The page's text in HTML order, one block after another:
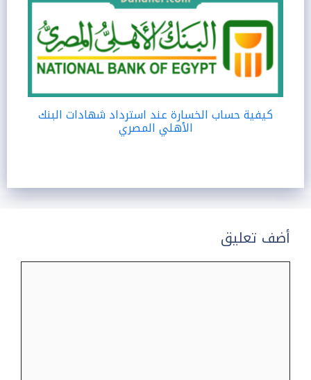
كيفية حساب الخسارة عند استرداد شهادات البنك
الأهلي المصري
أضف تعليق